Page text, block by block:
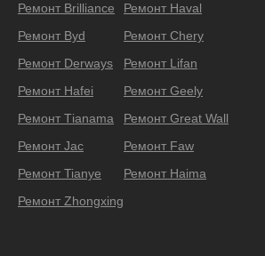
Ремонт Brilliance
Ремонт Byd
Ремонт Derways
Ремонт Hafei
Ремонт Тianama
Ремонт Jac
Ремонт Tianye
Ремонт Zhongxing
Ремонт Haval
Ремонт Chery
Ремонт Lifan
Ремонт Geely
Ремонт Great Wall
Ремонт Faw
Ремонт Haima